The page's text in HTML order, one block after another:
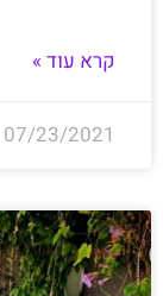
קרא עוד »
07/23/2021